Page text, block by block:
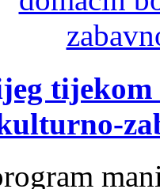
tijekom